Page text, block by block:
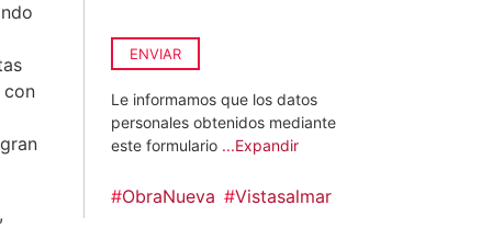
con
ENVIAR
Le informamos que los datos
personales obtenidos mediante
este formulario ...Expandir
#ObraNueva #Vistasalmar